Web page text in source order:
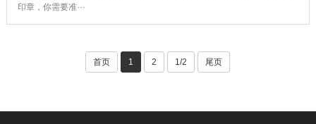
印章，你需要准···
首页 1 2 1/2 尾页